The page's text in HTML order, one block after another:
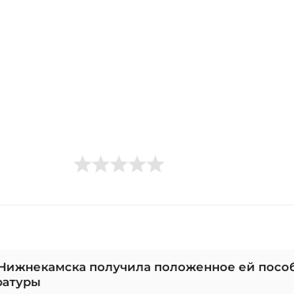
получила положенное ей